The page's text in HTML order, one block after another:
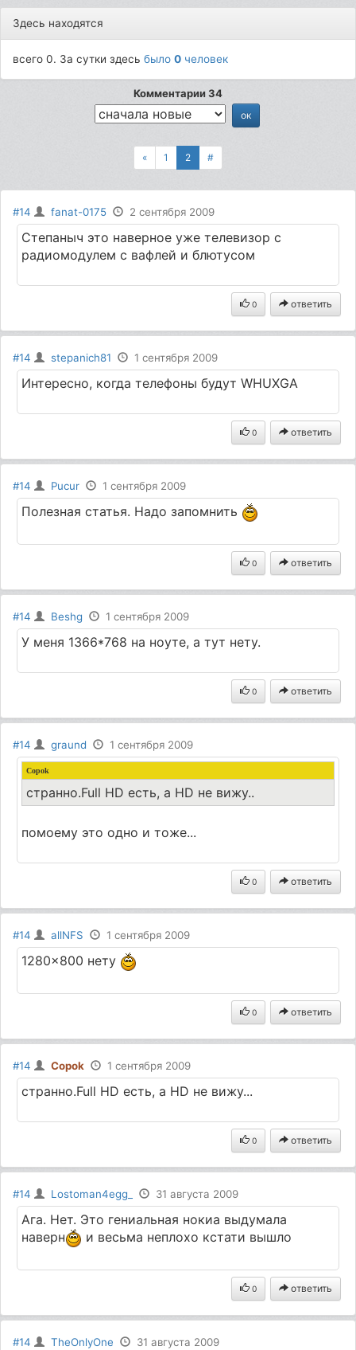
Здесь находятся
всего 0. За сутки здесьбыло0 человек
Комментарии 34
« 1 2 #
#14 fanat-0175 2 сентября 2009
Степаныч это наверное уже телевизор с
радиомодулем с вафлей и блютусом
0 ответить
#14 stepanich81 1 сентября 2009
Интересно, когда телефоны будут WHUXGA
0 ответить
#14 Pucur 1 сентября 2009
Полезная статья. Надо запомнить
0 ответить
#14 Beshg 1 сентября 2009
У меня 1366*768 на ноуте, а тут нету.
0 ответить
#14 graund 1 сентября 2009
Copok
странно.Full HD есть, а HD не вижу..
помоему это одно и тоже...
0 ответить
#14 allNFS 1 сентября 2009
1280x800 нету
0 ответить
#14 Copok 1 сентября 2009
странно.Full HD есть, а HD не вижу...
0 ответить
#14 Lostoman4egg_ 31 августа 2009
Ага. Нет. Это гениальная нокиа выдумала
наверн
и весьма неплохо кстати вышло
0 ответить
#14 TheOnlyOne 31 августа 2009